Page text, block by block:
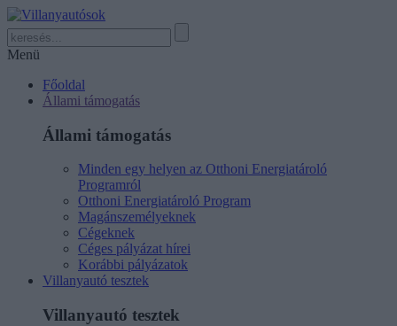
Menü
Főoldal
Állami támogatás
Állami támogatás
Minden egy helyen az Otthoni Energiatároló
Programról
Otthoni Energiatároló Program
Magánszemélyeknek
Cégeknek
Céges pályázat hírei
Korábbi pályázatok
Villanyautó tesztek
Villanyautó tesztek